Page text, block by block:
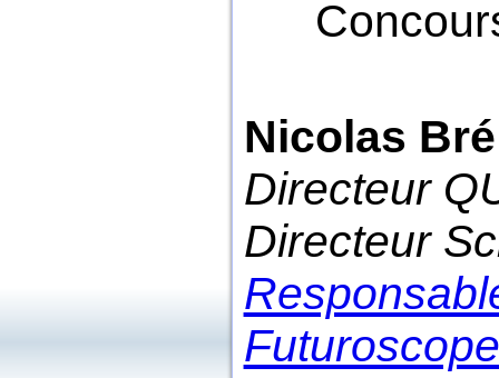
Nicolas Bré
Directeur
Directeur
Futuroscope